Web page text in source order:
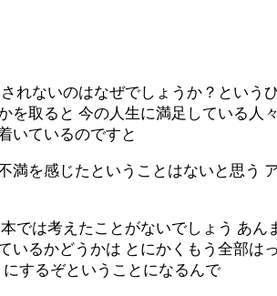
れないのはなぜでしょうか？という
取ると 今の人生に満足している人
いているのですと
を感じたということはないと思う
では考えたことがないでしょう あ
るかどうかは とにかくもう全部
するぞということになるんで